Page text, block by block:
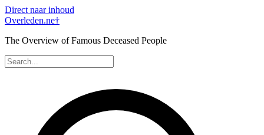
Direct naar inhoud
Overleden.ne†
The Overview of Famous Deceased People